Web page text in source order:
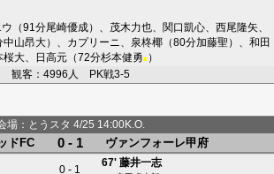
（91分尾崎優成）、 茂木力也 関口凱心 西尾隆矢
中山昂大）、 カプリーニ 泉柊椰 （80分加藤聖 ）、 和田
桜大 日高元 （72分杉本健勇■ ）
観客：4996人 PK戦3-5
場：とうスタ 4/25 14:00K.O.
ドFC 0 - 1 ヴァンフォーレ甲府
0 - 1
67' 藤井一志